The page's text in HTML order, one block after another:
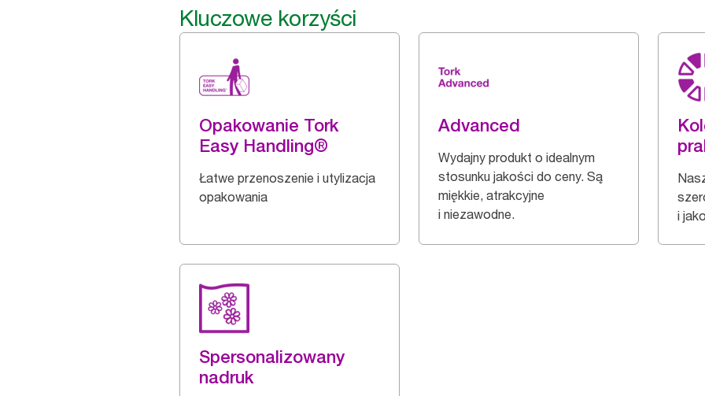
Kluczowe korzyści
Opakowanie Tork
Easy Handling®
Łatwe przenoszenie i utylizacja
opakowania
Advanced
Wydajny produkt o idealnym
stosunku jakości do ceny. Są
miękkie, atrakcyjne
i niezawodne.
i
Spersonalizowany
nadruk